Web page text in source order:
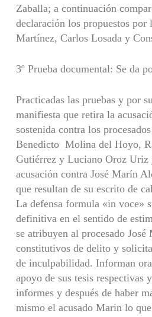
Zaballa; a continuación
declaración los propuestos por
Martínez, Carlos Losada y
3º Prueba documental: Se da
Practicadas las pruebas y por
manifiesta que retira la
sostenida contra los
Benedicto Molina del Hoyo,
Gutiérrez y Luciano Oroz Uriz
acusación contra José Marín
que resultan de su escrito de
La defensa formula «in voce»
definitiva en el sentido de
se atribuyen al procesado
constitutivos de delito y
de inculpabilidad. Informan
apoyo de sus tesis respectivas
informes y después de haber
mismo el acusado Marin lo